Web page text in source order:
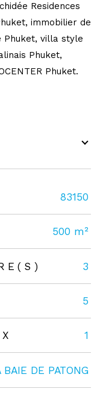
Residences
immobilier de
Phuket, villa style
Phuket,
Phuket.
83150
500 m²
3
5
1
DE PATONG